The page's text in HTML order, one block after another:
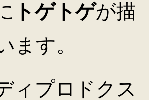
トゲトゲが描
ます。
ィプロドクス